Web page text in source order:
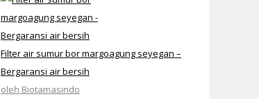
Filter air sumur bor margoagung seyegan –
Bergaransi air bersih
oleh Biotamasindo